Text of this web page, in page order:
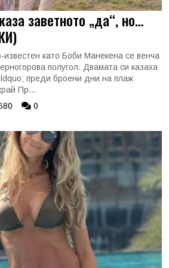
заветното „да“, но…
като Боби Манекена се венча
полугол. Двамата си казаха
преди броени дни на плаж
Пр...
0